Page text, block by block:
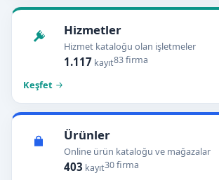
Hizmetler
Hizmet kataloğu olan işletmeler
1.117kayıt83 firma
Keşfet
Ürünler
Online ürün kataloğu ve mağazalar
403 kayıt30 firma